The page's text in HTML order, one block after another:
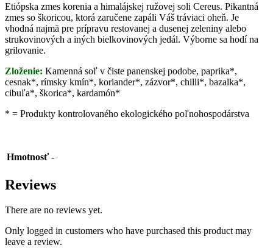
Etiópska zmes korenia a himalájskej ružovej soli Cereus. Pikantná
zmes so škoricou, ktorá zaručene zapáli Váš tráviaci oheň. Je
vhodná najmä pre prípravu restovanej a dusenej zeleniny alebo
strukovinových a iných bielkovinových jedál. Výborne sa hodí na
grilovanie.
Zloženie: Kamenná soľ v čiste panenskej podobe, paprika*,
cesnak*, rímsky kmín*, koriander*, zázvor*, chilli*, bazalka*,
cibuľa*, škorica*, kardamón*
* = Produkty kontrolovaného ekologického poľnohospodárstva
Hmotnosť -
Reviews
There are no reviews yet.
Only logged in customers who have purchased this product may
leave a review.